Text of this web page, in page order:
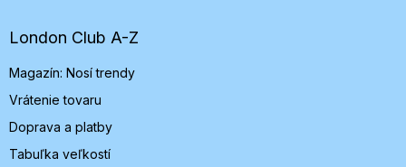
e
London Club A-Z
Magazín: Nosí trendy
Vrátenie tovaru
Doprava a platby
Tabuľka veľkostí